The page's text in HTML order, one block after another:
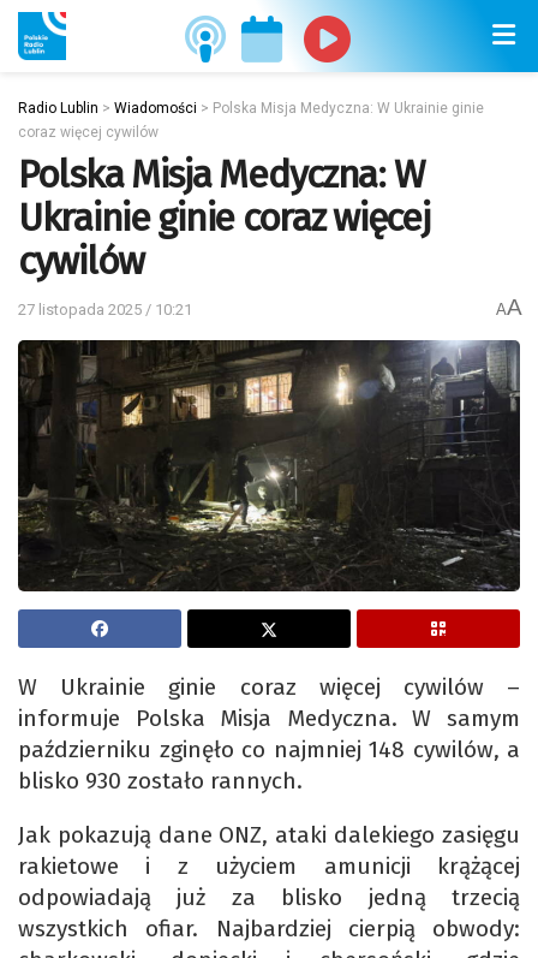
Radio Lublin > Wiadomości > Polska Misja Medyczna: W Ukrainie ginie
coraz więcej cywilów
Polska Misja Medyczna: W
Ukrainie ginie coraz więcej
cywilów
27 listopada 2025 / 10:21 AA
W Ukrainie ginie coraz więcej cywilów –
informuje Polska Misja Medyczna. W samym
październiku zginęło co najmniej 148 cywilów, a
blisko 930 zostało rannych.
Jak pokazują dane ONZ, ataki dalekiego zasięgu
rakietowe i z użyciem amunicji krążącej
odpowiadają już za blisko jedną trzecią
wszystkich ofiar. Najbardziej cierpią obwody: